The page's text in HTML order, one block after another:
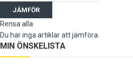
JÄMFÖR
Rensa alla
Du har inga artiklar att jämföra.
MIN ÖNSKELISTA